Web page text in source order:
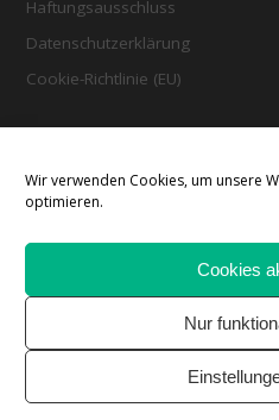
Wir verwenden Cookies, um unsere
optimieren.
Cookies
Nur
Haftungsausschluss
Datenschutzerklärung
Cookie-Richtlinie (EU)
E-Mail an